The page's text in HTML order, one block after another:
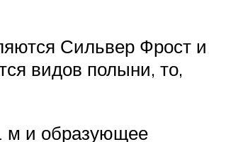
Сильвер Фрост и
видов полыни, то,
м и образующее